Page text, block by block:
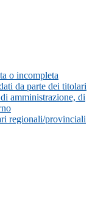
o incompleta
da parte dei titolari
amministrazione, di
regionali/provinciali